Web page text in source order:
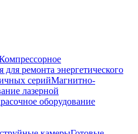
ремонта энергетического
серийМагнитно-
лазерной
оборудование